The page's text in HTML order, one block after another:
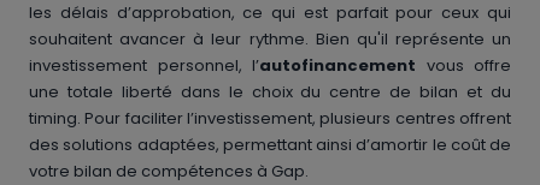
les délais d’approbation, ce qui est parfait pour ceux qui
souhaitent avancer à leur rythme. Bien qu'il représente un
investissement personnel, l’autofinancement vous offre
une totale liberté dans le choix du centre de bilan et du
timing. Pour faciliter l’investissement, plusieurs centres offrent
des solutions adaptées, permettant ainsi d’amortir le coût de
votre bilan de compétences à Gap.